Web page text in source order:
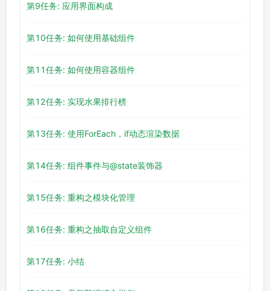
第9任务: 应用界面构成
第10任务: 如何使用基础组件
第11任务: 如何使用容器组件
第12任务: 实现水果排行榜
第13任务: 使用ForEach，if动态渲染数据
第14任务: 组件事件与@state装饰器
第15任务: 重构之模块化管理
第16任务: 重构之抽取自定义组件
第17任务: 小结